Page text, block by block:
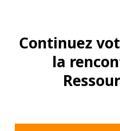
Continuez
la